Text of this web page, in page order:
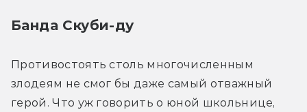
Банда Скуби-ду
Противостоять столь многочисленным
злодеям не смог бы даже самый отважный
герой. Что уж говорить о юной школьнице,